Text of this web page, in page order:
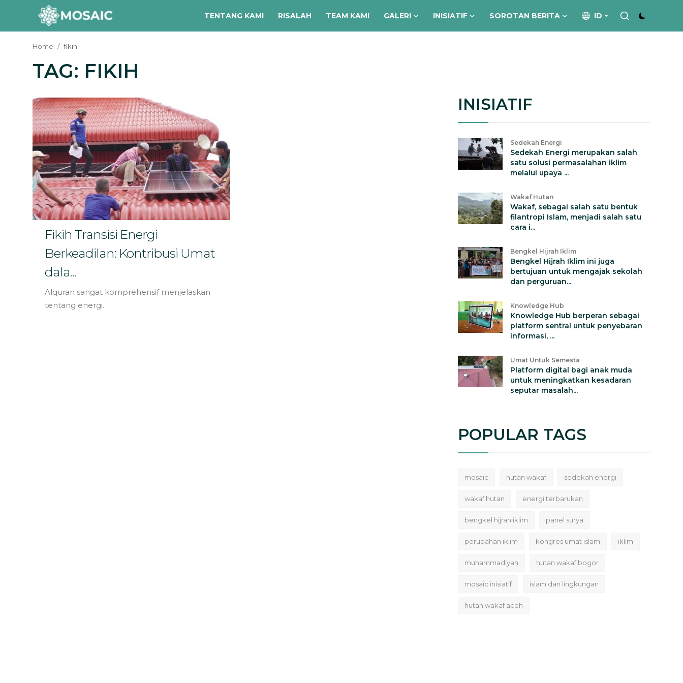
TENTANG KAMI RISALAH TEAM KAMI GALERI INISIATIF SOROTAN BERITA ID
Contact
Risalah
Team Kami
Inisiatif
Sorotan Berita
Bahasa
Home fikih
TAG: FIKIH
Fikih Transisi Energi
Berkeadilan: Kontribusi Umat
dala...
Alquran sangat komprehensif menjelaskan
tentang energi.
INISIATIF
Sedekah Energi
Sedekah Energi merupakan salah
satu solusi permasalahan iklim
melalui upaya ...
Wakaf Hutan
Wakaf, sebagai salah satu bentuk
filantropi Islam, menjadi salah satu
cara i...
Bengkel Hijrah Iklim
Bengkel Hijrah Iklim ini juga
bertujuan untuk mengajak sekolah
dan perguruan...
Knowledge Hub
Knowledge Hub berperan sebagai
platform sentral untuk penyebaran
informasi, ...
Umat Untuk Semesta
Platform digital bagi anak muda
untuk meningkatkan kesadaran
seputar masalah...
POPULAR TAGS
mosaic hutan wakaf sedekah energi
wakaf hutan energi terbarukan
bengkel hijrah iklim panel surya
perubahan iklim kongres umat islam iklim
muhammadiyah hutan wakaf bogor
mosaic inisiatif islam dan lingkungan
hutan wakaf aceh